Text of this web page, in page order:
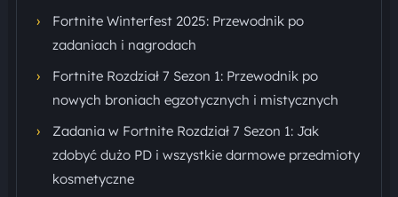
›
Fortnite Winterfest 2025: Przewodnik po
zadaniach i nagrodach
›
Fortnite Rozdział 7 Sezon 1: Przewodnik po
nowych broniach egzotycznych i mistycznych
›
Zadania w Fortnite Rozdział 7 Sezon 1: Jak
zdobyć dużo PD i wszystkie darmowe przedmioty
kosmetyczne